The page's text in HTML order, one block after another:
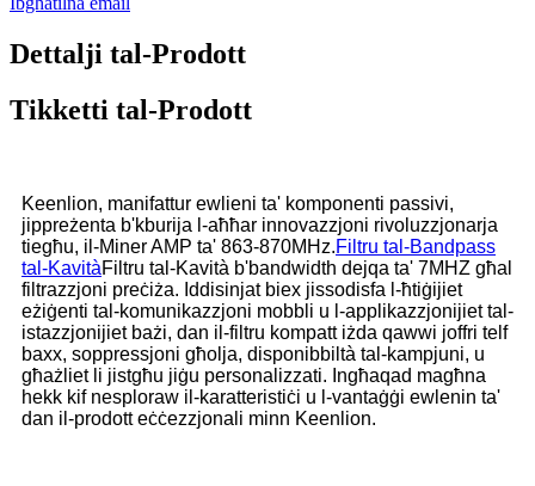
Dettalji tal-Prodott
Tikketti tal-Prodott
Keenlion, manifattur ewlieni ta' komponenti passivi,
jippreżenta b'kburija l-aħħar innovazzjoni rivoluzzjonarja
tiegħu, il-Miner AMP ta' 863-870MHz.Filtru tal-Bandpass
tal-KavitàFiltru tal-Kavità b'bandwidth dejqa ta' 7MHZ għal
filtrazzjoni preċiża. Iddisinjat biex jissodisfa l-ħtiġijiet
eżiġenti tal-komunikazzjoni mobbli u l-applikazzjonijiet tal-
istazzjonijiet bażi, dan il-filtru kompatt iżda qawwi joffri telf
baxx, soppressjoni għolja, disponibbiltà tal-kampjuni, u
għażliet li jistgħu jiġu personalizzati. Ingħaqad magħna
hekk kif nesploraw il-karatteristiċi u l-vantaġġi ewlenin ta'
dan il-prodott eċċezzjonali minn Keenlion.